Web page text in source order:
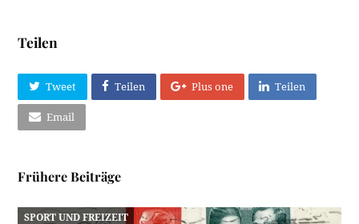
Teilen
Tweet Teilen Plus one Teilen
Email
Frühere Beiträge
SPORT UND FREIZEIT